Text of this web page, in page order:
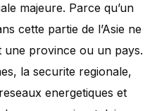
majeure. Parce qu’un
cette partie de l’Asie ne
une province ou un pays.
la securite regionale,
energetiques et